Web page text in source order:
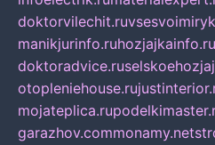
doktorvilechit.ru
manikjurinfo.ruhozjajkainfo.ru
doktoradvice.ru
otopleniehouse.ru
mojateplica.ru
garazhov.commonamy.net